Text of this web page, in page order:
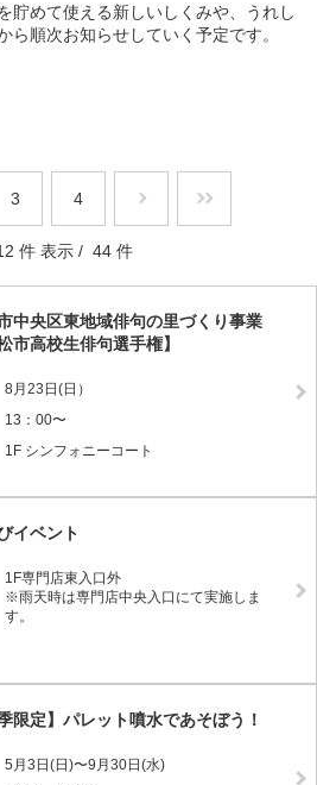
貯めて使える新しいしくみや、うれし
ら順次お知らせしていく予定です。
3 4
件 表示 / 44 件
中央区東地域俳句の里づくり事業
市高校生俳句選手権】
8月23日(日）
13：00〜
1F シンフォニーコート
イベント
1F専門店東入口外
※雨天時は専門店中央入口にて実施しま
す。
季限定】パレット噴水であそぼう！
5月3日(日)〜9月30日(水)